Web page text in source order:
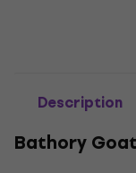
Description
Bathory